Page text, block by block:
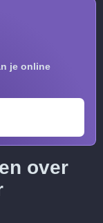
je online
over